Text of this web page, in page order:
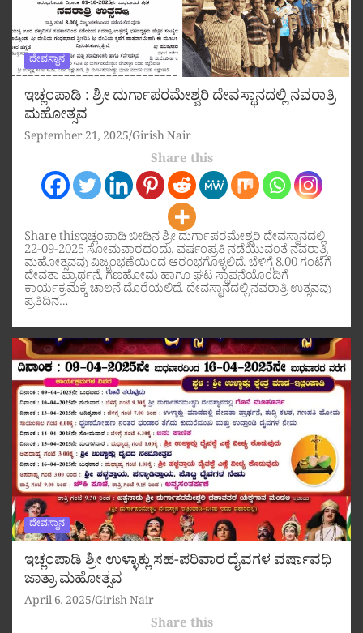
ದೇವಸ್ಥಾನ
ಇಚ್ಲಂಪಾಡಿ : ಶ್ರೀ ದುರ್ಗಾಪರಮೇಶ್ವರಿ ದೇವಸ್ಥಾನದಲ್ಲಿ ನವರಾತ್ರಿ
ಮಹೋತ್ಸವ
September 21, 2025 Girish Nair
Share this
Share thisಇಚ್ಲಂಪಾಡಿ ಬೀಡಿನ ಶ್ರೀ ದುರ್ಗಾಪರಮೇಶ್ವರಿ ದೇವಸ್ಥಾನದಲ್ಲಿ
22-09-2025 ಸೋಮವಾರದಂದು, ವರ್ಷಂಪ್ರತಿ ನಡೆಯುವಂತೆ ನವರಾತ್ರಿ
ಮಹೋತ್ಸವವು ವಿಜೃಂಭಣೆಯಿಂದ ಆರಂಭಗೊಳ್ಳಲಿದೆ. ಬೆಳಿಗ್ಗೆ 8.00 ಗಂಟೆಗೆ
ದೇವತಾ ಪ್ರಾರ್ಥನೆ, ಗಣಹೋಮ ಹಾಗೂ ಘಟ ಸ್ಥಾಪನೆಯೊಂದಿಗೆ
ಕಾರ್ಯಕ್ರಮಕ್ಕೆ ಚಾಲನೆ ದೊರೆಯಲಿದೆ. ದೇವಸ್ಥಾನದಲ್ಲಿ ನವರಾತ್ರಿ ಉತ್ಸವವು
ಪ್ರತಿದಿನ…
ದೇವಸ್ಥಾನ
ಇಚ್ಲಂಪಾಡಿ ಶ್ರೀ ಉಳ್ಳಾಕ್ಲು ಸಹ-ಪರಿವಾರ ದೈವಗಳ ವರ್ಷಾವಧಿ
ಜಾತ್ರಾ ಮಹೋತ್ಸವ
April 6, 2025 Girish Nair
Share this